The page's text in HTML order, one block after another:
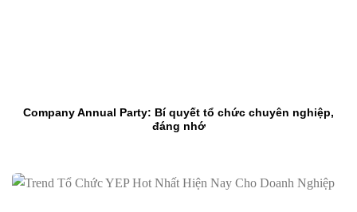
Company Annual Party: Bí quyết tổ chức chuyên nghiệp,
đáng nhớ